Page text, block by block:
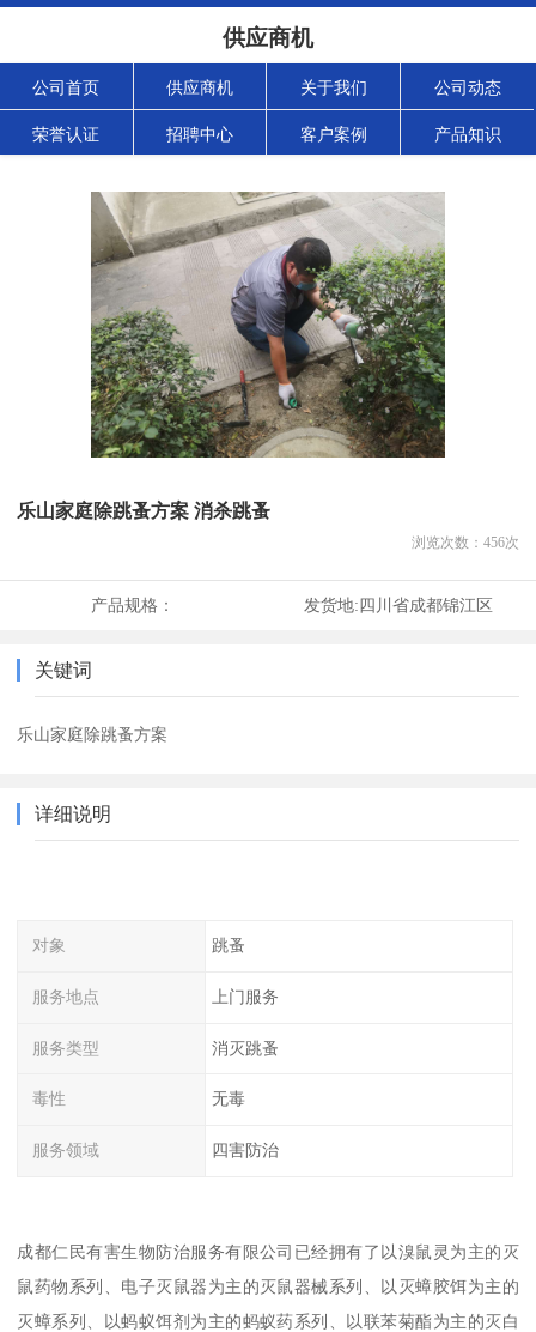
供应商机
公司首页 供应商机 关于我们 公司动态
荣誉认证 招聘中心 客户案例 产品知识
乐山家庭除跳蚤方案 消杀跳蚤
浏览次数： 456次
产品规格： 发货地:四川省成都锦江区
关键词
乐山家庭除跳蚤方案
详细说明
对象 跳蚤
服务地点 上门服务
服务类型 消灭跳蚤
毒性 无毒
服务领域 四害防治
成都仁民有害生物防治服务有限公司已经拥有了以溴鼠灵为主的灭
鼠药物系列、电子灭鼠器为主的灭鼠器械系列、以灭蟑胶饵为主的
灭蟑系列、以蚂蚁饵剂为主的蚂蚁药系列、以联苯菊酯为主的灭白